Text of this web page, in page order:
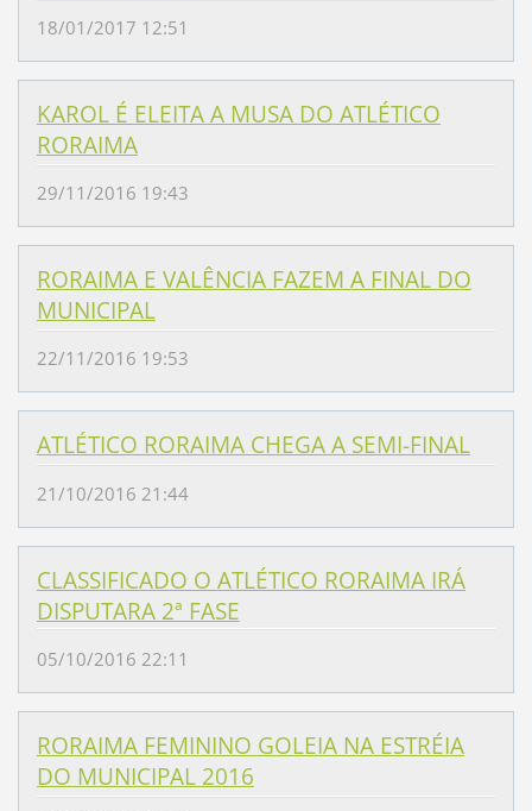
18/01/2017 12:51
KAROL É ELEITA A MUSA DO ATLÉTICO
RORAIMA
29/11/2016 19:43
RORAIMA E VALÊNCIA FAZEM A FINAL DO
MUNICIPAL
22/11/2016 19:53
ATLÉTICO RORAIMA CHEGA A SEMI-FINAL
21/10/2016 21:44
CLASSIFICADO O ATLÉTICO RORAIMA IRÁ
DISPUTARA 2ª FASE
05/10/2016 22:11
RORAIMA FEMININO GOLEIA NA ESTRÉIA
DO MUNICIPAL 2016